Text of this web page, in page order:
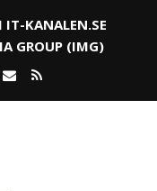
IT-KANALEN.SE
GROUP (IMG)